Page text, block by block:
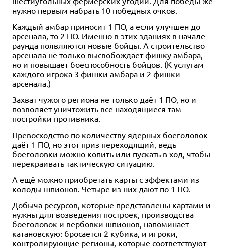
Монстр-трюк
1 отзыв
2 093 ₽ 2 990 ₽ -30%
Салки в замке
1 690 ₽
Купить
Полный порядок
1 590 ₽
Уведомить о наличии
нужно первым набрать 10 победных очков.
Каждый амбар приносит 1 ПО, а если улучшен до
арсенала, то 2 ПО. Именно в этих зданиях в начале
раунда появляются новые бойцы. А строительство
арсенала не только высвобождает фишку амбара,
но и повышает боеспособность бойцов. (К услугам
каждого игрока 3 фишки амбара и 2 фишки
арсенала.)
Захват чужого региона не только даёт 1 ПО, но и
позволяет уничтожить все находящиеся там
постройки противника.
Превосходство по количеству ядерных боеголовок
даёт 1 ПО, но этот приз переходящий, ведь
боеголовки можно копить или пускать в ход, чтобы
перекраивать тактическую ситуацию.
А ещё можно приобретать карты с эффектами из
колоды шпионов. Четыре из них дают по 1 ПО.
Добыча ресурсов, которые представлены картами и
нужны для возведения построек, производства
боеголовок и вербовки шпионов, напоминает
катановскую: бросается 2 кубика, и игроки,
контролирующие регионы, которые соответствуют